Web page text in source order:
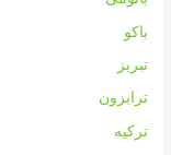
باکو
تبریز
ترابزون
ترکیه